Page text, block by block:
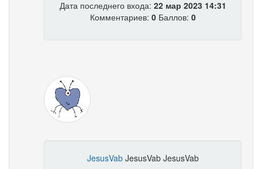
Дата последнего входа: 22 мар 2023 14:31
Комментариев: 0Баллов: 0
JesusVabJesusVab JesusVab